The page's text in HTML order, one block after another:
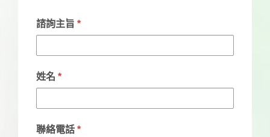
If
are
human,
field
諮詢主旨 *
姓名 *
聯絡電話 *